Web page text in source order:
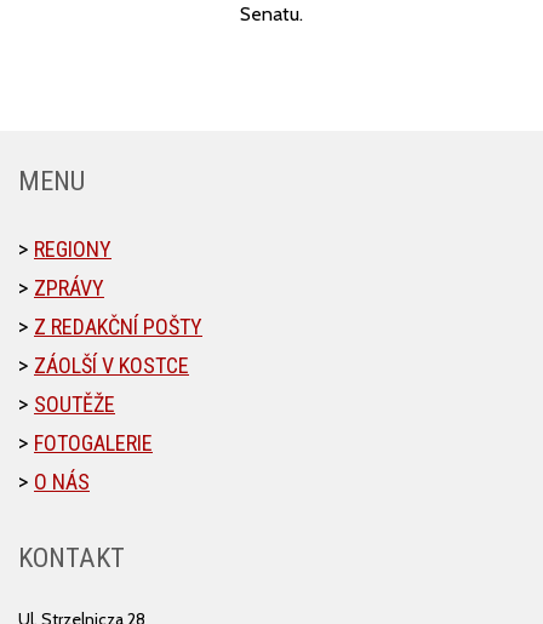
Senatu.
MENU
REGIONY
ZPRÁVY
Z REDAKČNÍ POŠTY
ZÁOLŠÍ V KOSTCE
SOUTĚŽE
FOTOGALERIE
O NÁS
KONTAKT
Ul. Strzelnicza 28